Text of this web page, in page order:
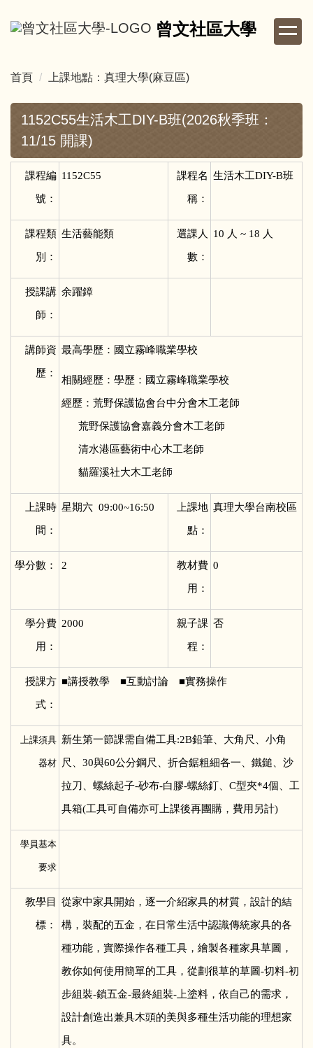
到
內
曾文社區大學
首頁 上課地點：真理大學(麻豆區)
1152C55生活木工DIY-B班(2026秋季班：
11/15 開課)
課程編
號：
1152C55 課程名
稱：
生活木工DIY-B班
課程類
別：
生活藝能類 選課人
數：
10 人 ~ 18 人
授課講
師：
余躍鏱
講師資
歷：
最高學歷：國立霧峰職業學校
相關經歷：學歷：國立霧峰職業學校
經歷：荒野保護協會台中分會木工老師
荒野保護協會嘉義分會木工老師
清水港區藝術中心木工老師
貓羅溪社大木工老師
上課時
間：
星期六 09:00~16:50 上課地
點：
真理大學台南校區
學分數： 2 教材費
用：
0
學分費
用：
2000 親子課
程：
否
授課方
式：
■講授教學 ■互動討論 ■實務操作
上課須具
器材
新生第一節課需自備工具:2B鉛筆、大角尺、小角
尺、30與60公分鋼尺、折合鋸粗細各一、鐵鎚、沙
拉刀、螺絲起子-砂布-白膠-螺絲釘、C型夾*4個、工
具箱(工具可自備亦可上課後再團購，費用另計)
學員基本
要求
教學目
標：
從家中家具開始，逐一介紹家具的材質，設計的結
構，裝配的五金，在日常生活中認識傳統家具的各
種功能，實際操作各種工具，繪製各種家具草圖，
教你如何使用簡單的工具，從劃很草的草圖-切料-初
步組裝-鎖五金-最終組裝-上塗料，依自己的需求，
設計創造出兼具木頭的美與多種生活功能的理想家
具。